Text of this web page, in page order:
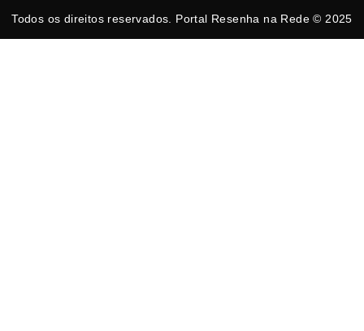
Todos os direitos reservados. Portal Resenha na Rede © 2025